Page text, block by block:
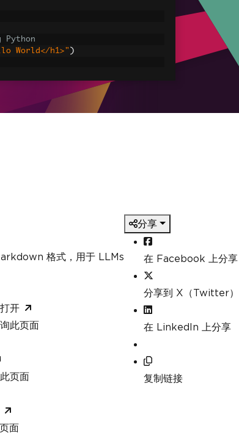
Python
World</h1>" )
格式，用于 LLMs
开
此页面
页面
面
分享
在 Facebook 上分享
分享到 X（Twitter）
在 LinkedIn 上分享
复制链接